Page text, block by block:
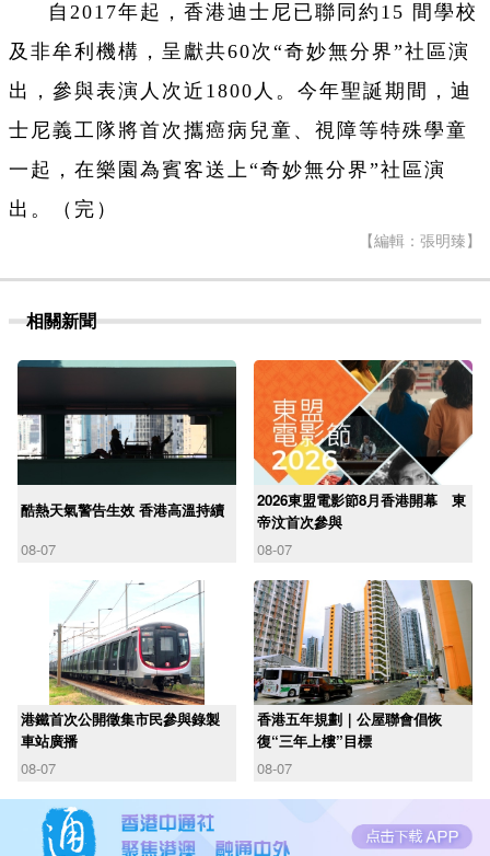
自2017年起，香港迪士尼已聯同約15 間學校
及非牟利機構，呈獻共60次“奇妙無分界”社區演
出，參與表演人次近1800人。今年聖誕期間，迪
士尼義工隊將首次攜癌病兒童、視障等特殊學童
一起，在樂園為賓客送上“奇妙無分界”社區演
出。（完）
【編輯：張明臻】
相關新聞
酷熱天氣警告生效 香港高溫持續
08-07
2026東盟電影節8月香港開幕 東
帝汶首次參與
08-07
港鐵首次公開徵集市民參與錄製
車站廣播
08-07
香港五年規劃｜公屋聯會倡恢
復“三年上樓”目標
08-07